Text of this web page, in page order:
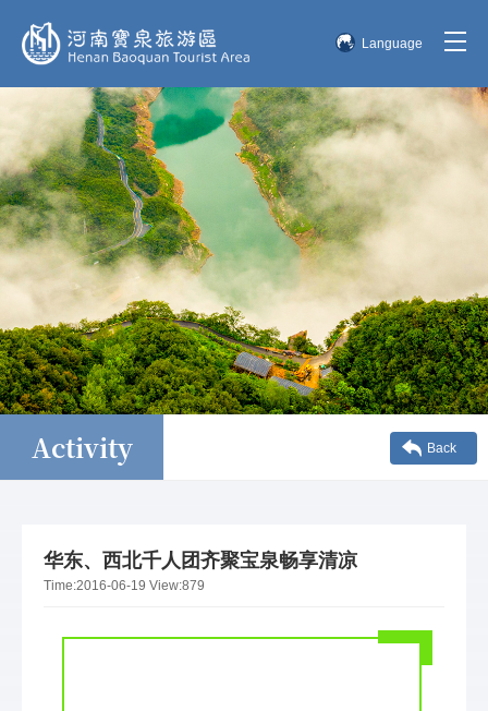
Language
English
한국어
日本語
Activity Back
华东、西北千人团齐聚宝泉畅享清凉
Time:2016-06-19 View:879